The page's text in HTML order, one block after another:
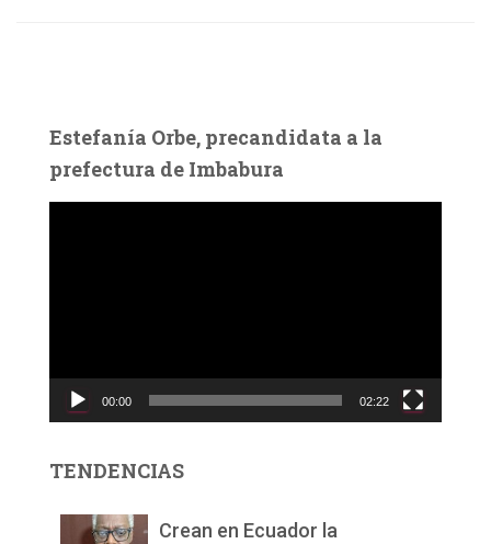
Estefanía Orbe, precandidata a la
prefectura de Imbabura
c
d
00:00 02:22
TENDENCIAS
Crean en Ecuador la